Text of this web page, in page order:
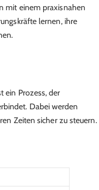
mit einem praxisnahen
lernen, ihre
ein Prozess, der
Dabei werden
Zeiten sicher zu steuern.